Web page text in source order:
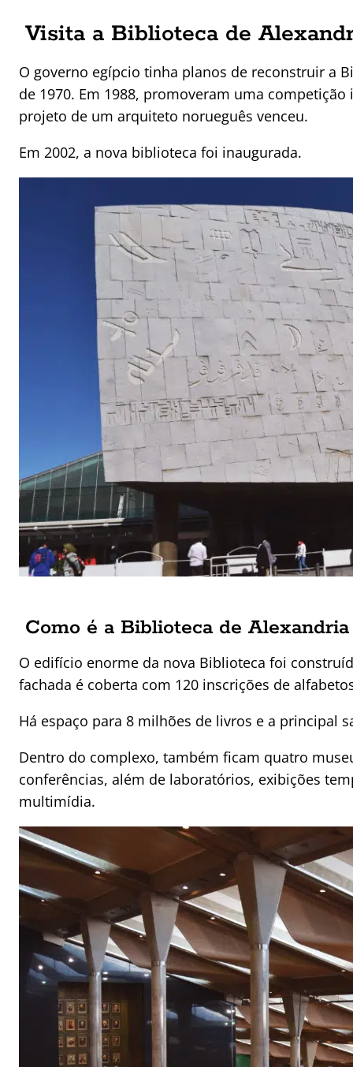
Visita a Biblioteca de
O governo egípcio tinha planos de reconstruir a
de 1970. Em 1988, promoveram uma
projeto de um arquiteto norueguês venceu.
Em 2002, a nova biblioteca foi inaugurada.
Como é a Biblioteca de Alexandria
O edifício enorme da nova Biblioteca foi
fachada é coberta com 120 inscrições de
Há espaço para 8 milhões de livros e a principal
Dentro do complexo, também ficam quatro
conferências, além de laboratórios, exibições
multimídia.